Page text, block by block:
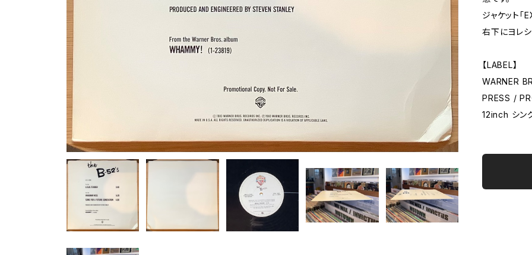
ジャケット「
右下にヨレシ
【LABEL】
WARNER
PRESS /
12inch シン